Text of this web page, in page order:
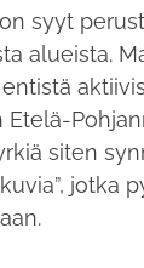
syyt
alueista.
Etelä-
siten
jotka